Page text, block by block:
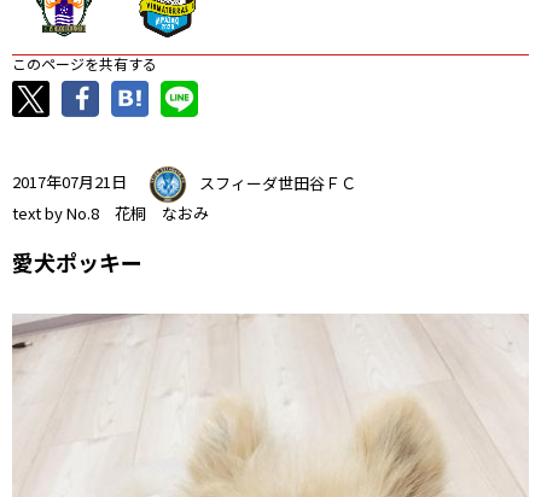
このページを共有する
2017年07月21日
スフィーダ世田谷ＦＣ
text by No.8 花桐 なおみ
愛犬ポッキー